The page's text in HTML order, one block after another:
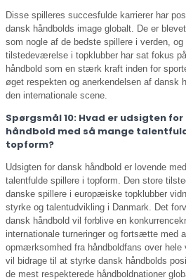
Disse spilleres succesfulde karrierer har
dansk håndbolds image globalt. De er
som nogle af de bedste spillere i verden, og
tilstedeværelse i topklubber har sat fokus
håndbold som en stærk kraft inden for
øget respekten og anerkendelsen af dansk
den internationale scene.
Spørgsmål 10: Hvad er udsigten
håndbold med så mange
topform?
Udsigten for dansk håndbold er lovende
talentfulde spillere i topform. Den store
danske spillere i europæiske topklubber
styrke og talentudvikling i Danmark. Det
dansk håndbold vil forblive en
internationale turneringer og fortsætte med
opmærksomhed fra håndboldfans over hele
vil bidrage til at styrke dansk håndbolds
de mest respekterede håndboldnationer